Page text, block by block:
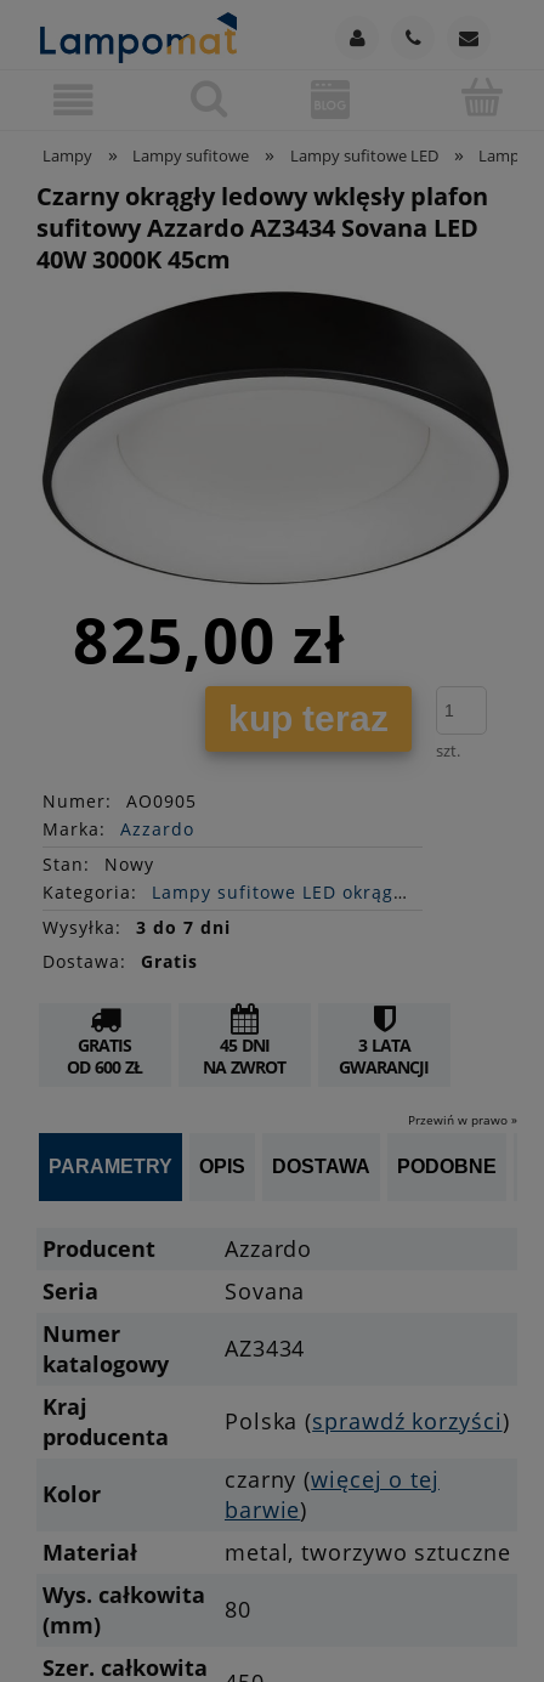
Lampy » Lampy sufitowe » Lampy sufitowe LED » Lampy
Czarny okrągły ledowy wklęsły plafon
sufitowy Azzardo AZ3434 Sovana LED
40W 3000K 45cm
825,00 zł
kup teraz
szt.
Numer:
AO0905
Marka:
Azzardo
Stan:
Nowy
Kategoria:
Lampy sufitowe LED okrągłe
Wysyłka:
3 do 7 dni
Dostawa:
Gratis
GRATIS
OD 600 ZŁ
45 DNI
NA ZWROT
3 LATA
GWARANCJI
Przewiń w prawo »
PARAMETRY OPIS DOSTAWA PODOBNE
Producent
Azzardo
Seria
Sovana
Numer
katalogowy
AZ3434
Kraj
producenta
Polska (sprawdź korzyści)
Kolor czarny (więcej o tej
barwie)
Materiał
metal, tworzywo sztuczne
Wys. całkowita
(mm)
80
Szer. całkowita